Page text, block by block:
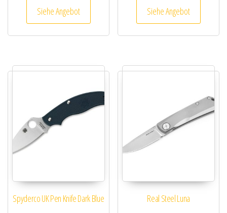
Siehe Angebot Siehe Angebot
Spyderco UK Pen Knife Dark Blue Real Steel Luna